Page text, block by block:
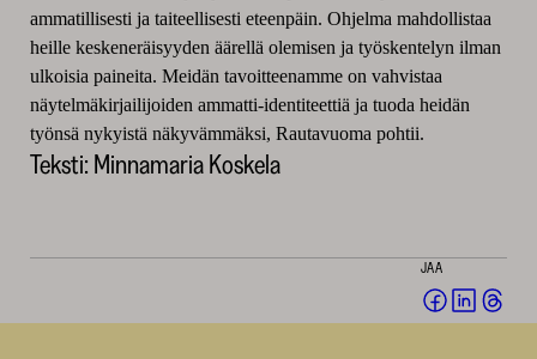
ammatillisesti ja taiteellisesti eteenpäin. Ohjelma mahdollistaa
heille keskeneräisyyden äärellä olemisen ja työskentelyn ilman
ulkoisia paineita. Meidän tavoitteenamme on vahvistaa
näytelmäkirjailijoiden ammatti-identiteettiä ja tuoda heidän
työnsä nykyistä näkyvämmäksi, Rautavuoma pohtii.
Teksti: Minnamaria Koskela
JAA
Jaa Jaa